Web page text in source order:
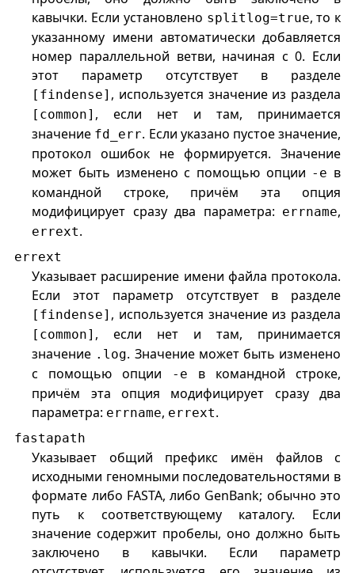
кавычки. Если установлено splitlog=true, то к
указанному имени автоматически добавляется
номер параллельной ветви, начиная с 0. Если
этот параметр отсутствует в разделе
[findense] , используется значение из раздела
[common] , если нет и там, принимается
значение fd_err. Если указано пустое значение,
протокол ошибок не формируется. Значение
может быть изменено с помощью опции -e в
командной строке, причём эта опция
модифицирует сразу два параметра: errname,
errext.
errext
Указывает расширение имени файла протокола.
Если этот параметр отсутствует в разделе
[findense] , используется значение из раздела
[common] , если нет и там, принимается
значение .log. Значение может быть изменено
с помощью опции
-e
в командной строке,
причём эта опция модифицирует сразу два
параметра: errname, errext.
fastapath
Указывает общий префикс имён файлов с
исходными геномными последовательностями в
формате либо FASTA, либо GenBank; обычно это
путь к соответствующему каталогу. Если
значение содержит пробелы, оно должно быть
заключено в кавычки. Если параметр